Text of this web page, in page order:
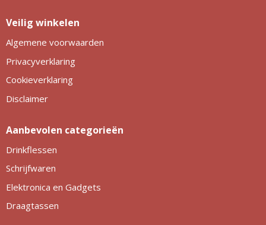
Veilig winkelen
Algemene voorwaarden
Privacyverklaring
Cookieverklaring
Disclaimer
Aanbevolen categorieën
Drinkflessen
Schrijfwaren
Elektronica en Gadgets
Draagtassen